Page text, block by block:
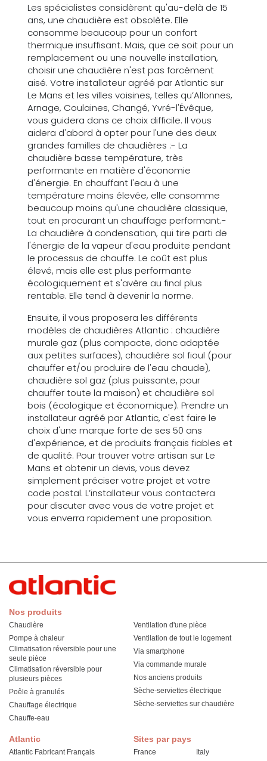
Les spécialistes considèrent qu'au-delà de 15
ans, une chaudière est obsolète. Elle
consomme beaucoup pour un confort
thermique insuffisant. Mais, que ce soit pour un
remplacement ou une nouvelle installation,
choisir une chaudière n'est pas forcément
aisé. Votre installateur agréé par Atlantic sur
Le Mans et les villes voisines, telles qu’Allonnes,
Arnage, Coulaines, Changé, Yvré-l'Évêque,
vous guidera dans ce choix difficile. Il vous
aidera d'abord à opter pour l'une des deux
grandes familles de chaudières :- La
chaudière basse température, très
performante en matière d'économie
d'énergie. En chauffant l'eau à une
température moins élevée, elle consomme
beaucoup moins qu'une chaudière classique,
tout en procurant un chauffage performant.-
La chaudière à condensation, qui tire parti de
l'énergie de la vapeur d'eau produite pendant
le processus de chauffe. Le coût est plus
élevé, mais elle est plus performante
écologiquement et s'avère au final plus
rentable. Elle tend à devenir la norme.
Ensuite, il vous proposera les différents
modèles de chaudières Atlantic : chaudière
murale gaz (plus compacte, donc adaptée
aux petites surfaces), chaudière sol fioul (pour
chauffer et/ou produire de l'eau chaude),
chaudière sol gaz (plus puissante, pour
chauffer toute la maison) et chaudière sol
bois (écologique et économique). Prendre un
installateur agréé par Atlantic, c'est faire le
choix d'une marque forte de ses 50 ans
d'expérience, et de produits français fiables et
de qualité. Pour trouver votre artisan sur Le
Mans et obtenir un devis, vous devez
simplement préciser votre projet et votre
code postal. L’installateur vous contactera
pour discuter avec vous de votre projet et
vous enverra rapidement une proposition.
Atlantic
Atlantic Fabricant Français
Nos produits
Chaudière
Pompe à chaleur
Climatisation réversible pour une
seule pièce
Climatisation réversible pour
plusieurs pièces
Poêle à granulés
Chauffage électrique
Chauffe-eau
Ventilation d'une pièce
Ventilation de tout le logement
Via smartphone
Via commande murale
Nos anciens produits
Sèche-serviettes électrique
Sèche-serviettes sur chaudière
Sites par pays
France
Italy